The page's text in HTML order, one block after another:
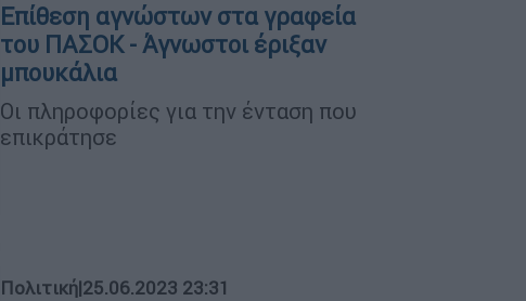
Επίθεση αγνώστων στα γραφεία
του ΠΑΣΟΚ - Άγνωστοι έριξαν
μπουκάλια
Οι πληροφορίες για την ένταση που
επικράτησε
Πολιτική|25.06.2023 23:31